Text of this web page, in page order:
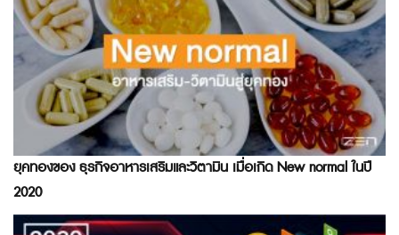
ยุคทองของ ธุรกิจอาหารเสริมและวิตามิน เมื่อเกิด New normal ในปี
2020